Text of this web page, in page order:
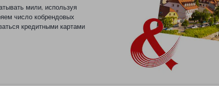
мили, используя
число кобрендовых
кредитными картами